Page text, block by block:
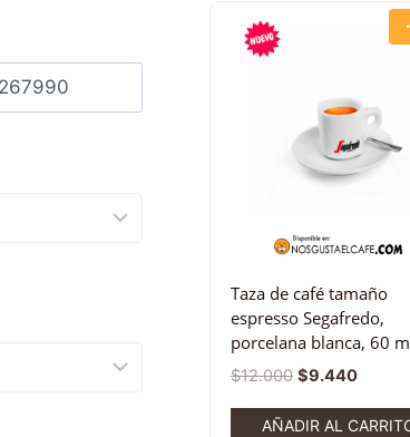
Taza de café tamaño
espresso Segafredo,
porcelana blanca, 60
$12.000 $9.440
AÑADIR AL